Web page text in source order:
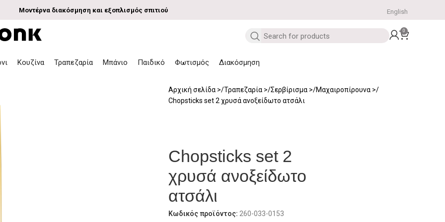
Μοντέρνα διακόσμηση και εξοπλισμός σπιτιού English
0
Κουζίνα Τραπεζαρία Μπάνιο Παιδικό Φωτισμός Διακόσμηση
Αρχική σελίδα Τραπεζαρία Σερβίρισμα
Μαχαιροπίρουνα
Chopsticks set 2 χρυσά ανοξείδωτο ατσάλι
Chopsticks set 2
χρυσά ανοξείδωτο
ατσάλι
Κωδικός προϊόντος: 260-033-0153